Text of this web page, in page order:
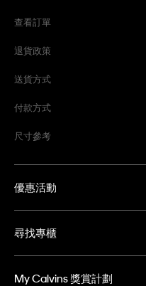
查看訂單
退貨政策
送貨方式
付款方式
尺寸參考
優惠活動
尋找專櫃
My Calvins 獎賞計劃